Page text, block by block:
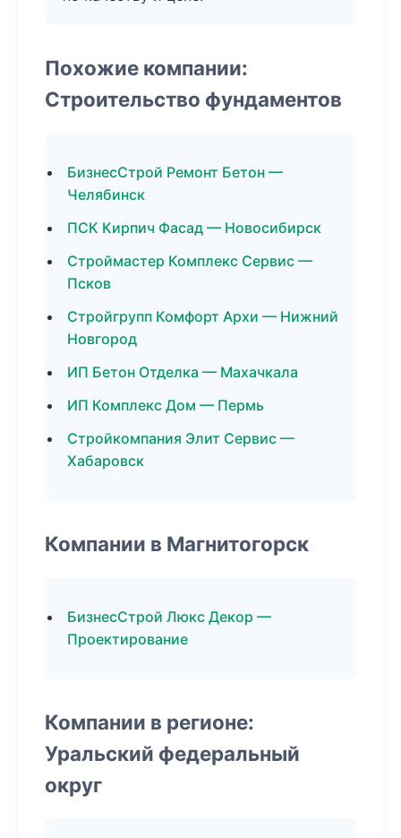
Похожие компании:
Строительство фундаментов
БизнесСтрой Ремонт Бетон —
Челябинск
ПСК Кирпич Фасад — Новосибирск
Строймастер Комплекс Сервис —
Псков
Стройгрупп Комфорт Архи — Нижний
Новгород
ИП Бетон Отделка — Махачкала
ИП Комплекс Дом — Пермь
Стройкомпания Элит Сервис —
Хабаровск
Компании в Магнитогорск
БизнесСтрой Люкс Декор —
Проектирование
Компании в регионе:
Уральский федеральный
округ